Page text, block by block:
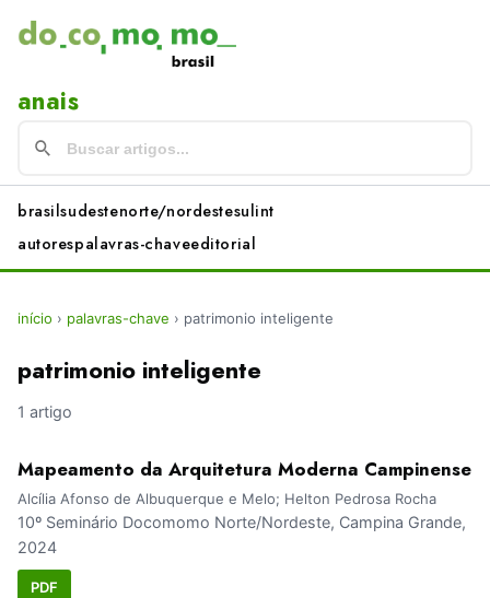
anais
brasilsudestenorte/nordestesulint
autorespalavras-chaveeditorial
início › palavras-chave › patrimonio inteligente
patrimonio inteligente
1 artigo
Mapeamento da Arquitetura Moderna Campinense
Alcília Afonso de Albuquerque e Melo; Helton Pedrosa Rocha
10º Seminário Docomomo Norte/Nordeste, Campina Grande,
2024
PDF